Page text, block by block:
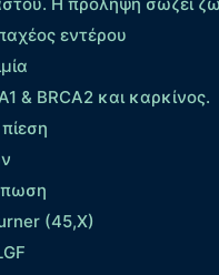
εντέρου
& BRCA2 και καρκίνος.
(45,X)